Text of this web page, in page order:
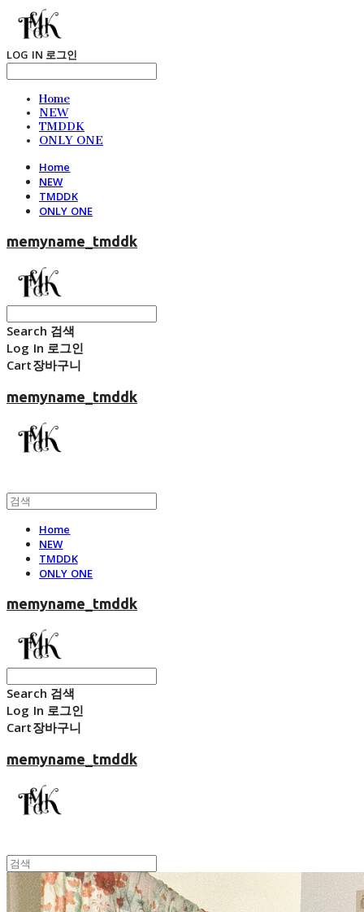
LOG IN 로그인
Home
NEW
TMDDK
ONLY ONE
Home
NEW
TMDDK
ONLY ONE
memyname_tmddk
Search 검색
Log In 로그인
Cart장바구니
memyname_tmddk
Home
NEW
TMDDK
ONLY ONE
memyname_tmddk
Search 검색
Log In 로그인
Cart장바구니
memyname_tmddk